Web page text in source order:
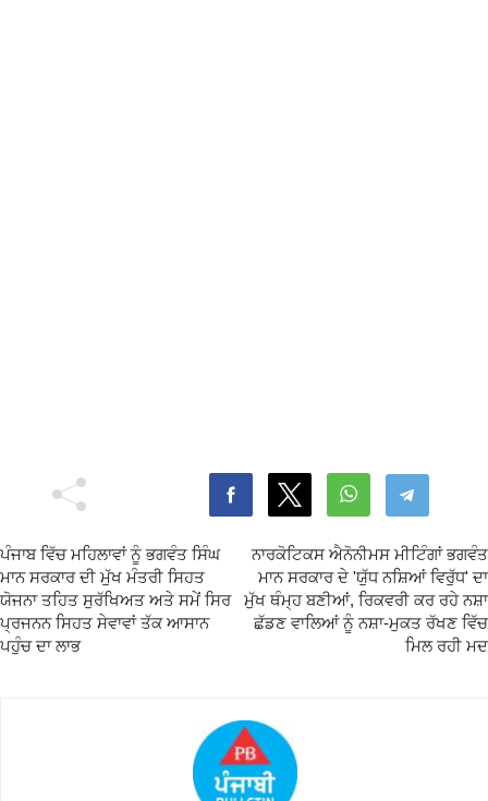
ਪੰਜਾਬ ਵਿੱਚ ਮਹਿਲਾਵਾਂ ਨੂੰ ਭਗਵੰਤ ਸਿੰਘ
ਮਾਨ ਸਰਕਾਰ ਦੀ ਮੁੱਖ ਮੰਤਰੀ ਸਿਹਤ
ਯੋਜਨਾ ਤਹਿਤ ਸੁਰੱਖਿਅਤ ਅਤੇ ਸਮੇਂ ਸਿਰ
ਪ੍ਰਜਨਨ ਸਿਹਤ ਸੇਵਾਵਾਂ ਤੱਕ ਆਸਾਨ
ਪਹੁੰਚ ਦਾ ਲਾਭ
ਨਾਰਕੋਟਿਕਸ ਐਨੋਨੀਮਸ ਮੀਟਿੰਗਾਂ ਭਗਵੰਤ
ਮਾਨ ਸਰਕਾਰ ਦੇ 'ਯੁੱਧ ਨਸ਼ਿਆਂ ਵਿਰੁੱਧ' ਦਾ
ਮੁੱਖ ਥੰਮ੍ਹ ਬਣੀਆਂ, ਰਿਕਵਰੀ ਕਰ ਰਹੇ ਨਸ਼ਾ
ਛੱਡਣ ਵਾਲਿਆਂ ਨੂੰ ਨਸ਼ਾ-ਮੁਕਤ ਰੱਖਣ ਵਿੱਚ
ਮਿਲ ਰਹੀ ਮਦ